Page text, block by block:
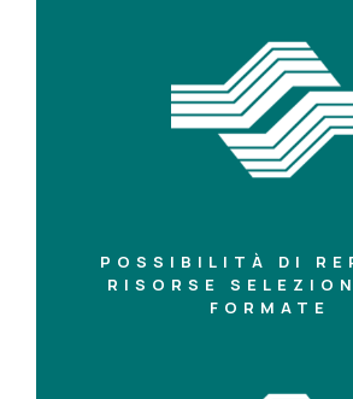
POSSIBILITÀ DI
RISORSE
FORMATE